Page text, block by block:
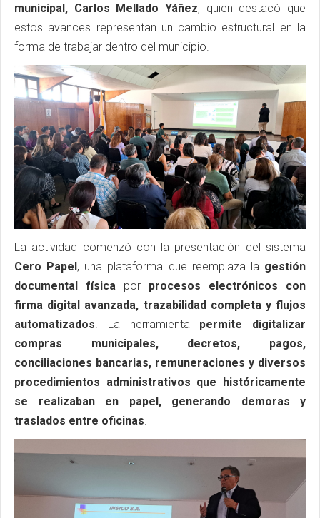
municipal, Carlos Mellado Yáñez, quien destacó que
estos avances representan un cambio estructural en la
forma de trabajar dentro del municipio.
La actividad comenzó con la presentación del sistema
Cero Papel, una plataforma que reemplaza la gestión
documental física por procesos electrónicos con
firma digital avanzada, trazabilidad completa y flujos
automatizados . La herramienta permite digitalizar
compras municipales, decretos, pagos,
conciliaciones bancarias, remuneraciones y diversos
procedimientos administrativos que históricamente
se realizaban en papel, generando demoras y
traslados entre oficinas